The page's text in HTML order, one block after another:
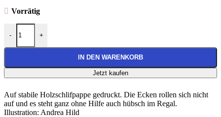
Vorrätig
-
Poster “Koala” | A4 Menge
+
IN DEN WARENKORB
Jetzt kaufen
Auf stabile Holzschlifpappe gedruckt. Die Ecken rollen sich nicht
auf und es steht ganz ohne Hilfe auch hübsch im Regal.
Illustration: Andrea Hild